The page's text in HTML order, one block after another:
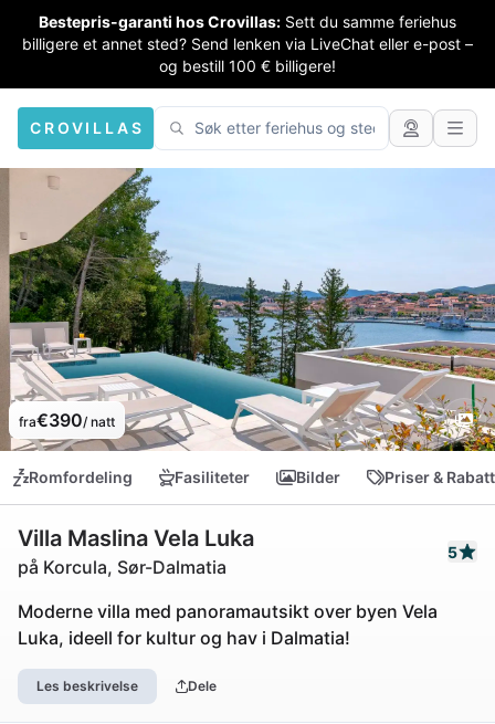
Bestepris-garanti hos Crovillas: Sett du samme feriehus
billigere et annet sted? Send lenken via LiveChat eller e-post –
og bestill 100 € billigere!
CROVILLAS
fra€390/ natt
Romfordeling Fasiliteter Bilder Priser &
Villa Maslina Vela Luka
på Korcula, Sør-Dalmatia
5
Moderne villa med panoramautsikt over byen Vela
Luka, ideell for kultur og hav i Dalmatia!
Les beskrivelse Dele